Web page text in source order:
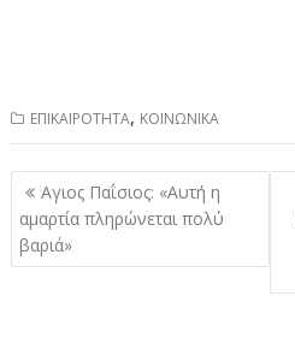
ΕΠΙΚΑΙΡΟΤΗΤΑ, ΚΟΙΝΩΝΙΚΑ
Πλοήγηση
άρθρων
Αγιος Παΐσιος: «Αυτή η
αμαρτία πληρώνεται πολύ
βαριά»